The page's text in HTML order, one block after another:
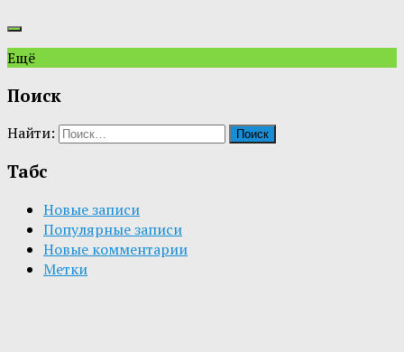
Ещё
Поиск
Найти:
Табс
Новые записи
Популярные записи
Новые комментарии
Метки